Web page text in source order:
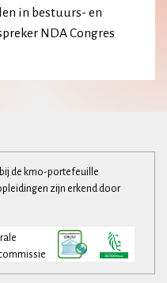
in bestuurs- en
NDA Congres
de kmo-portefeuille
zijn erkend door